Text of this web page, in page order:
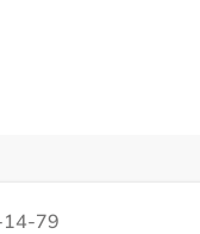
14-79